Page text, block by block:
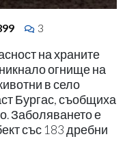
3
на храните
огнище на
в село
Бургас, съобщиха
Заболяването е
със 183 дребни